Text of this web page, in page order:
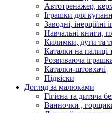
Автотренажер,
Іграшки для
Заводні, інерційні
Навчальні книги,
Килимки, дуги та
Каталки на палиці
Розвиваюча
Каталки-штовхачі
Підвіски
Догляд за малюками
Гігієна та дитяча
Ванночки ,